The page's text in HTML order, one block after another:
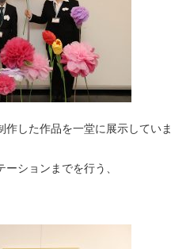
作した作品を一堂に展示していま
ションまでを行う、